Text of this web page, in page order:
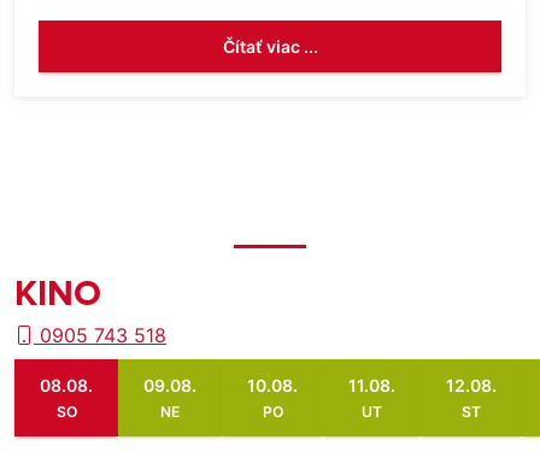
Čítať viac ...
KINO
0905 743 518
08.08.
SO
09.08.
NE
10.08.
PO
11.08.
UT
12.08.
ST